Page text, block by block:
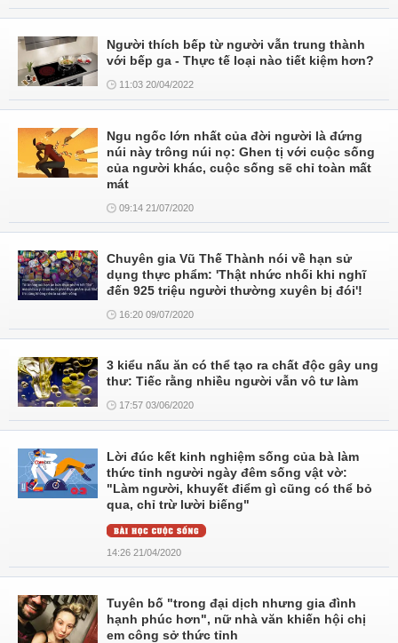
Người thích bếp từ người vẫn trung thành
với bếp ga - Thực tế loại nào tiết kiệm hơn?
11:03 20/04/2022
Ngu ngốc lớn nhất của đời người là đứng
núi này trông núi nọ: Ghen tị với cuộc sống
của người khác, cuộc sống sẽ chỉ toàn mất
mát
09:14 21/07/2020
Chuyên gia Vũ Thế Thành nói về hạn sử
dụng thực phẩm: 'Thật nhức nhối khi nghĩ
đến 925 triệu người thường xuyên bị đói'!
16:20 09/07/2020
3 kiểu nấu ăn có thể tạo ra chất độc gây ung
thư: Tiếc rằng nhiều người vẫn vô tư làm
17:57 03/06/2020
Lời đúc kết kinh nghiệm sống của bà làm
thức tỉnh người ngày đêm sống vật vờ:
"Làm người, khuyết điểm gì cũng có thể bỏ
qua, chỉ trừ lười biếng"
14:26 21/04/2020
Tuyên bố "trong đại dịch nhưng gia đình
hạnh phúc hơn", nữ nhà văn khiến hội chị
em công sở thức tỉnh